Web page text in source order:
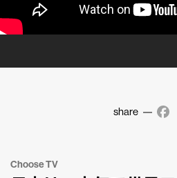
share
Choose TV